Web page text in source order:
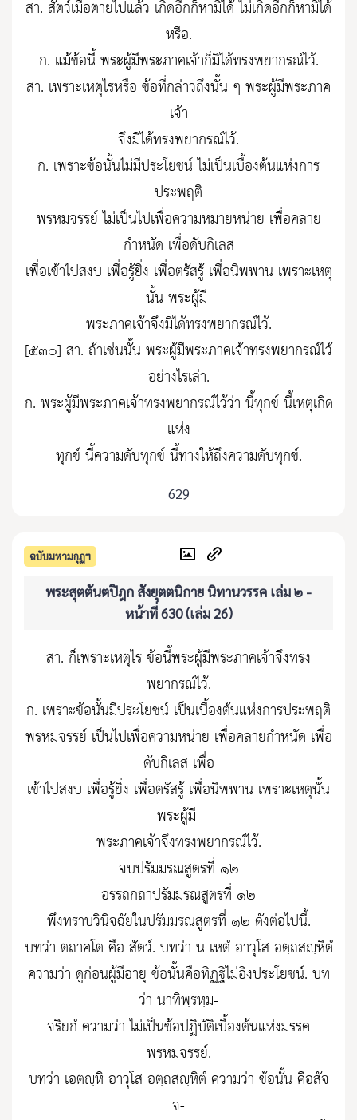
สา. สัตว์เมื่อตายไปแล้ว เกิดอีกก็หามิได้ ไม่เกิดอีกก็หามิได้
หรือ.
ก. แม้ข้อนี้ พระผู้มีพระภาคเจ้าก็มิได้ทรงพยากรณ์ไว้.
สา. เพราะเหตุไรหรือ ข้อที่กล่าวถึงนั้น ๆ พระผู้มีพระภาค
เจ้า
จึงมิได้ทรงพยากรณ์ไว้.
ก. เพราะข้อนั้นไม่มีประโยชน์ ไม่เป็นเบื้องต้นแห่งการ
ประพฤติ
พรหมจรรย์ ไม่เป็นไปเพื่อความหมายหน่าย เพื่อคลาย
กำหนัด เพื่อดับกิเลส
เพื่อเข้าไปสงบ เพื่อรู้ยิ่ง เพื่อตรัสรู้ เพื่อนิพพาน เพราะเหตุ
นั้น พระผู้มี-
พระภาคเจ้าจึงมิได้ทรงพยากรณ์ไว้.
[๕๓๐] สา. ถ้าเช่นนั้น พระผู้มีพระภาคเจ้าทรงพยากรณ์ไว้
อย่างไรเล่า.
ก. พระผู้มีพระภาคเจ้าทรงพยากรณ์ไว้ว่า นี้ทุกข์ นี้เหตุเกิด
แห่ง
ทุกข์ นี้ความดับทุกข์ นี้ทางให้ถึงความดับทุกข์.
629
ฉบับมหามกุฏฯ
พระสุตตันตปิฎก สังยุตตนิกาย นิทานวรรค เล่ม ๒ -
หน้าที่ 630 (เล่ม 26)
สา. ก็เพราะเหตุไร ข้อนี้พระผู้มีพระภาคเจ้าจึงทรง
พยากรณ์ไว้.
ก. เพราะข้อนั้นมีประโยชน์ เป็นเบื้องต้นแห่งการประพฤติ
พรหมจรรย์ เป็นไปเพื่อความหน่าย เพื่อคลายกำหนัด เพื่อ
ดับกิเลส เพื่อ
เข้าไปสงบ เพื่อรู้ยิ่ง เพื่อตรัสรู้ เพื่อนิพพาน เพราะเหตุนั้น
พระผู้มี-
พระภาคเจ้าจึงทรงพยากรณ์ไว้.
จบปรัมมรณสูตรที่ ๑๒
อรรถกถาปรัมมรณสูตรที่ ๑๒
พึงทราบวินิจฉัยในปรัมมรณสูตรที่ ๑๒ ดังต่อไปนี้.
บทว่า ตถาคโต คือ สัตว์. บทว่า น เหตํ อาวุโส อตฺถสญฺหิตํ
ความว่า ดูก่อนผู้มีอายุ ข้อนั้นคือทิฏฐิไม่อิงประโยชน์. บท
ว่า นาทิพฺรหฺม-
จริยกํ ความว่า ไม่เป็นข้อปฏิบัติเบื้องต้นแห่งมรรค
พรหมจรรย์.
บทว่า เอตญฺหิ อาวุโส อตฺถสญฺหิตํ ความว่า ข้อนั้น คือสัจ
จ-